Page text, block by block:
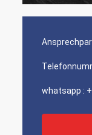
whatsapp :